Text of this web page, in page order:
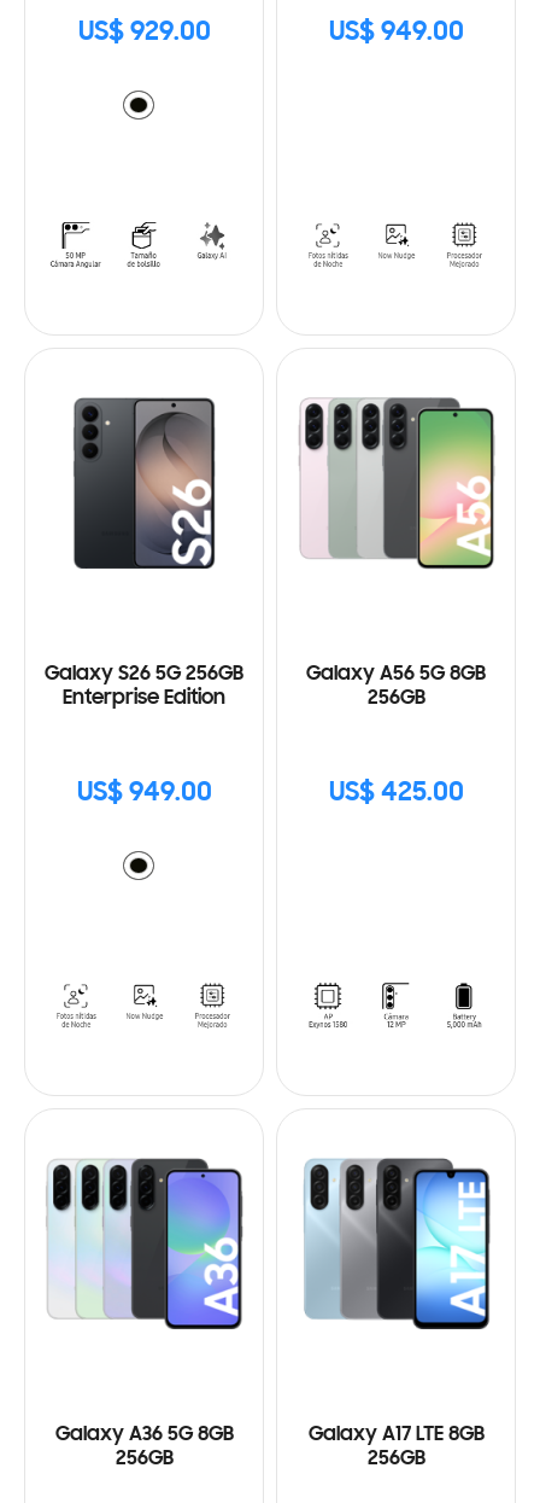
US$ 929.00 US$ 949.00
Galaxy S26 5G 256GB
Enterprise Edition
US$ 949.00
Galaxy A56 5G 8GB
256GB
US$ 425.00
Galaxy A36 5G 8GB
256GB
Galaxy A17 LTE 8GB
256GB